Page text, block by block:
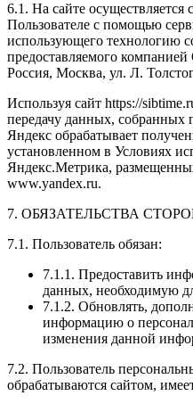
6.1. На сайте осуществляется
Пользователе с помощью
использующего технологию
предоставляемого
Россия, Москва, ул. Л.
Используя сайт https://
передачу данных,
Яндекс обрабатывает
установленном в Условиях
Яндекс.Метрика,
www.yandex.ru.
7. ОБЯЗАТЕЛЬСТВА
7.1. Пользователь обязан:
7.1.1. Предоставить
данных, необходимую
7.1.2. Обновлять,
информацию о
изменения данной
7.2. Пользователь
обрабатываются сайтом,